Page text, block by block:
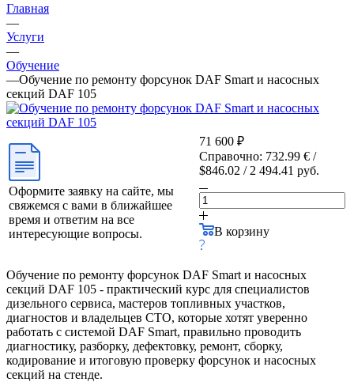
Главная
—
Услуги
—
Обучение
—Обучение по ремонту форсунок DAF Smart и насосных
секций DAF 105
Оформите заявку на сайте, мы
свяжемся с вами в ближайшее
время и ответим на все
интересующие вопросы.
71 600 ₽
Справочно: 732.99 € /
$846.02 / 2 494.41 руб.
В корзину
Обучение по ремонту форсунок DAF Smart и насосных
секций DAF 105 - практический курс для специалистов
дизельного сервиса, мастеров топливных участков,
диагностов и владельцев СТО, которые хотят уверенно
работать с системой DAF Smart, правильно проводить
диагностику, разборку, дефектовку, ремонт, сборку,
кодирование и итоговую проверку форсунок и насосных
секций на стенде.